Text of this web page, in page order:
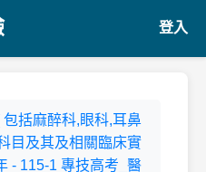
登入
括麻醉科,眼科,耳鼻
目及其及相關臨床實
- 115-1 專技高考_醫